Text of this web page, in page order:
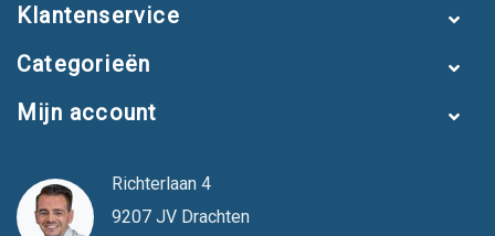
Klantenservice
Categorieën
Mijn account
Richterlaan 4
9207 JV Drachten